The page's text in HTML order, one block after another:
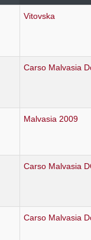
Vitovska
Carso Malvasia
Malvasia 2009
Carso Malvasia
Carso Malvasia